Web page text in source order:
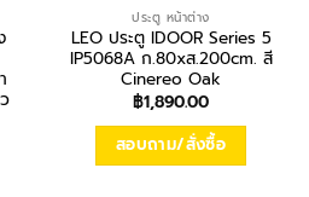
ประตู หน้าต่าง
LEO ประตู IDOOR Series 5
IP5068A ก.80xส.200cm. สี
Cinereo Oak
฿1,890.00
สอบถาม/สั่งซื้อ